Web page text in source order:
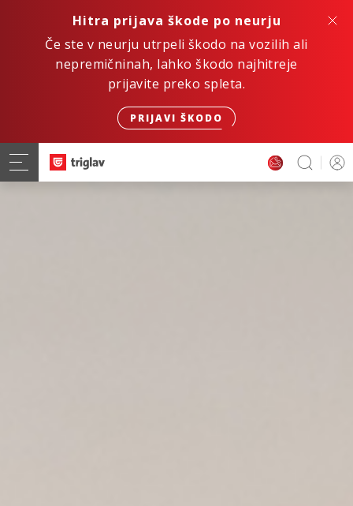
Hitra prijava škode po neurju
Če ste v neurju utrpeli škodo na vozilih ali
nepremičninah, lahko škodo najhitreje
prijavite preko spleta.
PRIJAVI ŠKODO